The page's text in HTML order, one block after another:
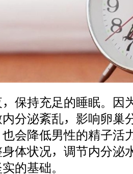
保持充足的睡眠。因
分泌紊乱，影响卵巢
会降低男性的精子活
体状况，调节内分泌
的基础。